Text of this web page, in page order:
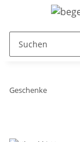
Geschenke